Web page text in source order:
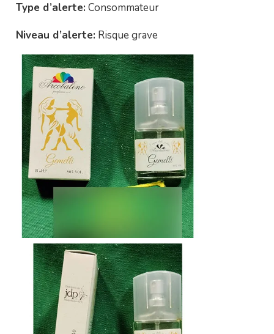
Type d’alerte: Consommateur
Niveau d’alerte: Risque grave